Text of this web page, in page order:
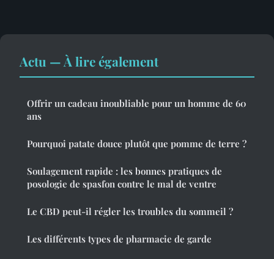
Actu — À lire également
Offrir un cadeau inoubliable pour un homme de 60
ans
Pourquoi patate douce plutôt que pomme de terre ?
Soulagement rapide : les bonnes pratiques de
posologie de spasfon contre le mal de ventre
Le CBD peut-il régler les troubles du sommeil ?
Les différents types de pharmacie de garde